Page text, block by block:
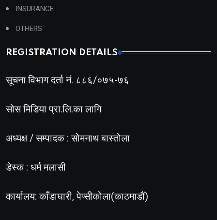
INSURANCE
OTHERS
REGISTRATION DETAILS
सूचना विभाग दर्ता नं. ८८६/०७५-७६
सोस मिडिया प्रा.लि.का लागि
अध्यक्ष / सम्पादक : सोमनाथ बास्तोला
डेस्क : धर्म मलासी
कार्यालय: काँडाघारी, पेप्सीकोला(काठमाडौं)